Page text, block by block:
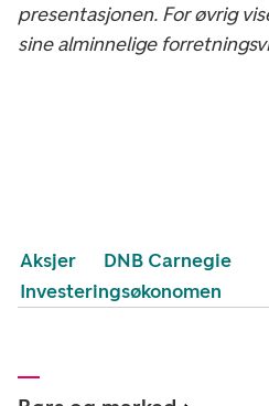
presentasjonen. For øvrig
sine alminnelige
Aksjer
DNB Carnegie
Investeringsøkonomen